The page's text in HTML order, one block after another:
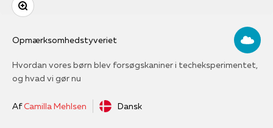
Opmærksomhedstyveriet
Hvordan vores børn blev forsøgskaniner i techeksperimentet,
og hvad vi gør nu
AfCamilla Mehlsen Dansk